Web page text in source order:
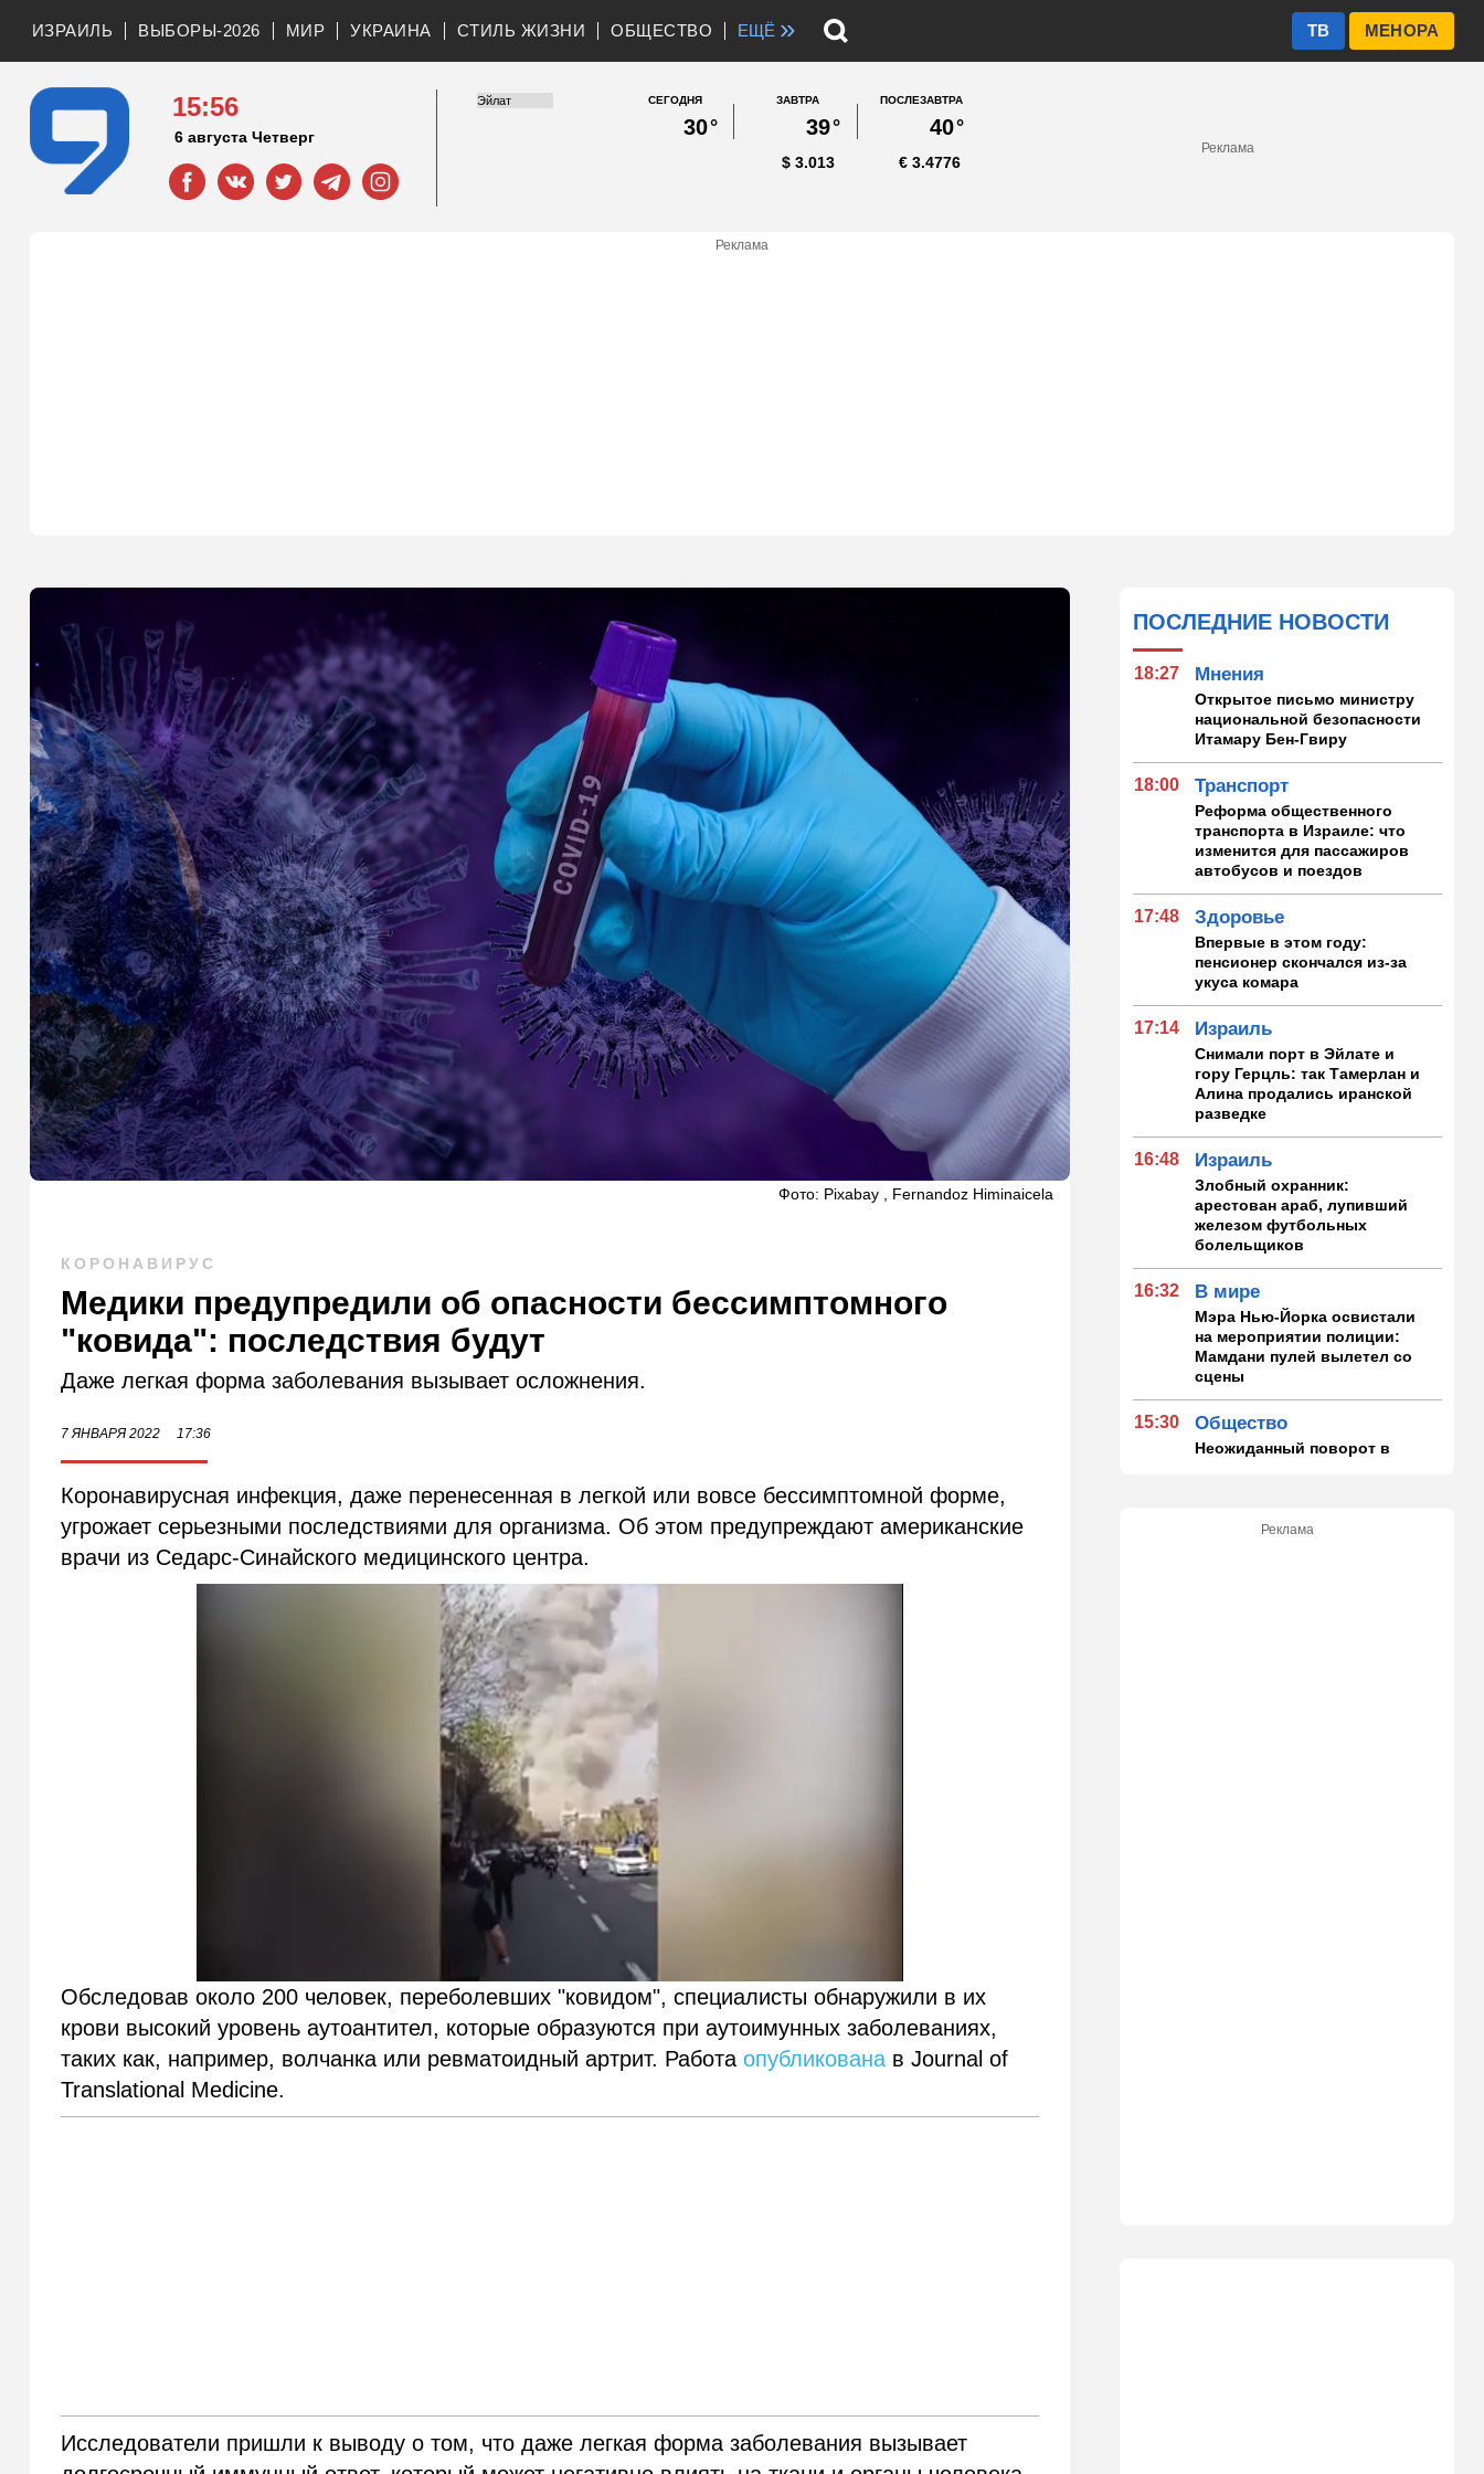
ИЗРАИЛЬ ВЫБОРЫ-2026 МИР УКРАИНА СТИЛЬ ЖИЗНИ ОБЩЕСТВО ЕЩЁ » МЕНОРА
ТВ
15:56
6 августа Четверг
СЕГОДНЯ
30°
ЗАВТРА
39°
ПОСЛЕЗАВТРА
40°
3.013
$ 3.4776
€
Реклама
Реклама
Фото: Pixabay , Fernandoz Himinaicela
КОРОНАВИРУС
Медики предупредили об опасности бессимптомного
"ковида": последствия будут
Даже легкая форма заболевания вызывает осложнения.
7 ЯНВАРЯ 2022 17:36
Коронавирусная инфекция, даже перенесенная в легкой или вовсе бессимптомной форме,
угрожает серьезными последствиями для организма. Об этом предупреждают американские
врачи из Седарс-Синайского медицинского центра.
Обследовав около 200 человек, переболевших "ковидом", специалисты обнаружили в их
крови высокий уровень аутоантител, которые образуются при аутоимунных заболеваниях,
таких как, например, волчанка или ревматоидный артрит. Работаопубликована в Journal of
Translational Medicine.
Исследователи пришли к выводу о том, что даже легкая форма заболевания вызывает
ПОСЛЕДНИЕ НОВОСТИ
18:27 Мнения
Открытое письмо министру
национальной безопасности
Итамару Бен-Гвиру
18:00 Транспорт
Реформа общественного
транспорта в Израиле: что
изменится для пассажиров
автобусов и поездов
17:48 Здоровье
Впервые в этом году:
пенсионер скончался из-за
укуса комара
17:14 Израиль
Снимали порт в Эйлате и
гору Герцль: так Тамерлан и
Алина продались иранской
разведке
16:48 Израиль
Злобный охранник:
арестован араб, лупивший
железом футбольных
болельщиков
16:32 В мире
Мэра Нью-Йорка освистали
на мероприятии полиции:
Мамдани пулей вылетел со
сцены
15:30 Общество
Неожиданный поворот в
Реклама